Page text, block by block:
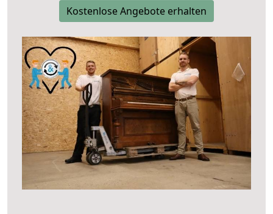
Kostenlose Angebote erhalten